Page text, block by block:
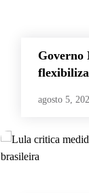
Governo
agosto 5,